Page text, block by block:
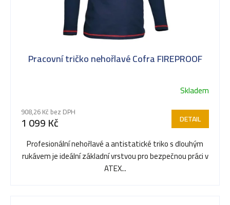
Pracovní tričko nehořlavé Cofra FIREPROOF
Skladem
908,26 Kč bez DPH
1 099 Kč DETAIL
Profesionální nehořlavé a antistatické triko s dlouhým
rukávem je ideální základní vrstvou pro bezpečnou práci v
ATEX...